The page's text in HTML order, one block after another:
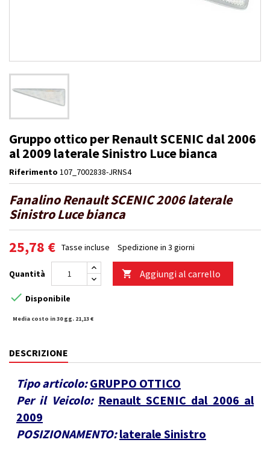
Gruppo ottico per Renault SCENIC dal 2006
al 2009 laterale Sinistro Luce bianca
Riferimento 107_7002838-JRNS4
Fanalino Renault SCENIC 2006 laterale
Sinistro Luce bianca
25,78 € Tasse incluse Spedizione in 3 giorni
Quantità  Aggiungi al carrello
 Disponibile
Media costo in 30 gg. 21,13 €
DESCRIZIONE
Tipo articolo: GRUPPO OTTICO
Per il Veicolo: Renault SCENIC dal 2006 al
2009
POSIZIONAMENTO: laterale Sinistro